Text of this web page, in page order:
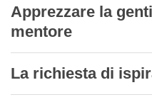
Apprezzare la
mentore
La richiesta di